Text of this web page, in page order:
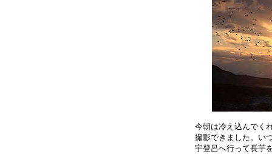
今朝は冷え込んでく
撮影できました。い
宇登呂へ行って長芋